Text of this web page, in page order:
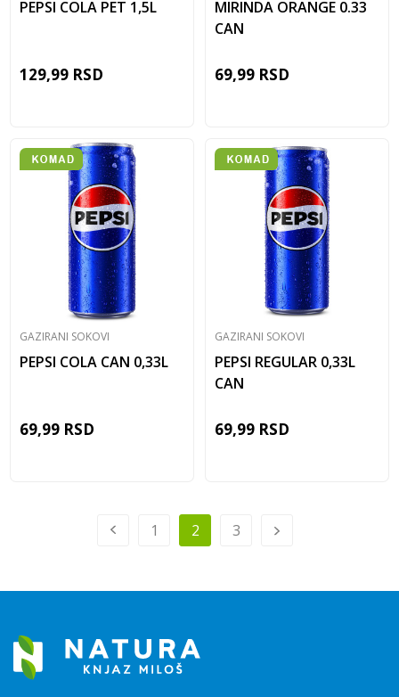
PEPSI COLA PET 1,5L
129,99 RSD
MIRINDA ORANGE 0.33
CAN
69,99 RSD
GAZIRANI SOKOVI
PEPSI COLA CAN 0,33L
69,99 RSD
GAZIRANI SOKOVI
PEPSI REGULAR 0,33L
CAN
69,99 RSD
1 2 3